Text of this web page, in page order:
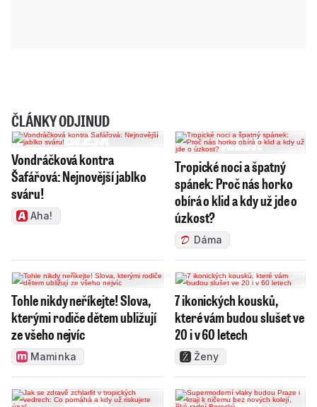
ČLÁNKY ODJINUD
Vondráčková kontra
Šafářová: Nejnovější jablko
sváru!
Aha!
Tropické noci a špatný
spánek: Proč nás horko
obírá o klid a kdy už jde o
úzkost?
Dáma
Tohle nikdy neříkejte! Slova,
kterými rodiče dětem ubližují
ze všeho nejvíc
Maminka
7 ikonických kousků,
které vám budou slušet ve
20 i v 60 letech
Ženy